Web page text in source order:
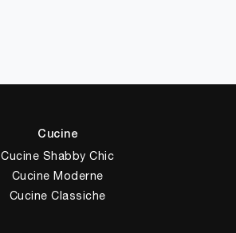
Cucine
Cucine Shabby Chic
Cucine Moderne
Cucine Classiche